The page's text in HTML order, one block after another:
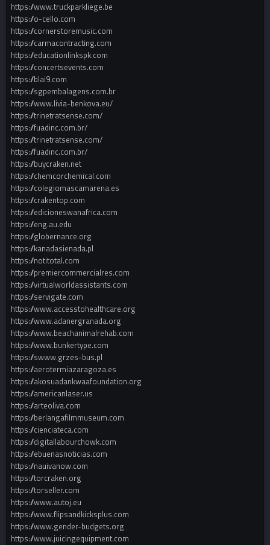
https://www.truckparkliege.be
https://o-cello.com
https://cornerstoremusic.com
https://carmacontracting.com
https://educationlinkspk.com
https://concertsevents.com
https://blai9.com
https://sgpembalagens.com.br
https://www.livia-benkova.eu/
https://trinetratsense.com/
https://fuadinc.com.br/
https://trinetratsense.com/
https://fuadinc.com.br/
https://buycraken.net
https://chemcorchemical.com
https://colegiomascamarena.es
https://crakentop.com
https://edicioneswanafrica.com
https://eng.au.edu
https://globernance.org
https://kanadasienada.pl
https://notitotal.com
https://premiercommercialres.com
https://virtualworldassistants.com
https://servigate.com
https://www.accesstohealthcare.org
https://www.adanergranada.org
https://www.beachanimalrehab.com
https://www.bunkertype.com
https://swww.grzes-bus.pl
https://aerotermiazaragoza.es
https://akosuadankwaafoundation.org
https://americanlaser.us
https://arteoliva.com
https://berlangafilmmuseum.com
https://cienciateca.com
https://digitallabourchowk.com
https://ebuenasnoticias.com
https://nauivanow.com
https://torcraken.org
https://torseller.com
https://www.autoj.eu
https://www.flipsandkicksplus.com
https://www.gender-budgets.org
https://www.juicingequipment.com